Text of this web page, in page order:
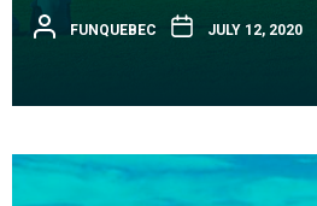
pantai Sungai St. Lawrence, dan
yang dibangun...
FUNQUEBEC JULY 12, 2020